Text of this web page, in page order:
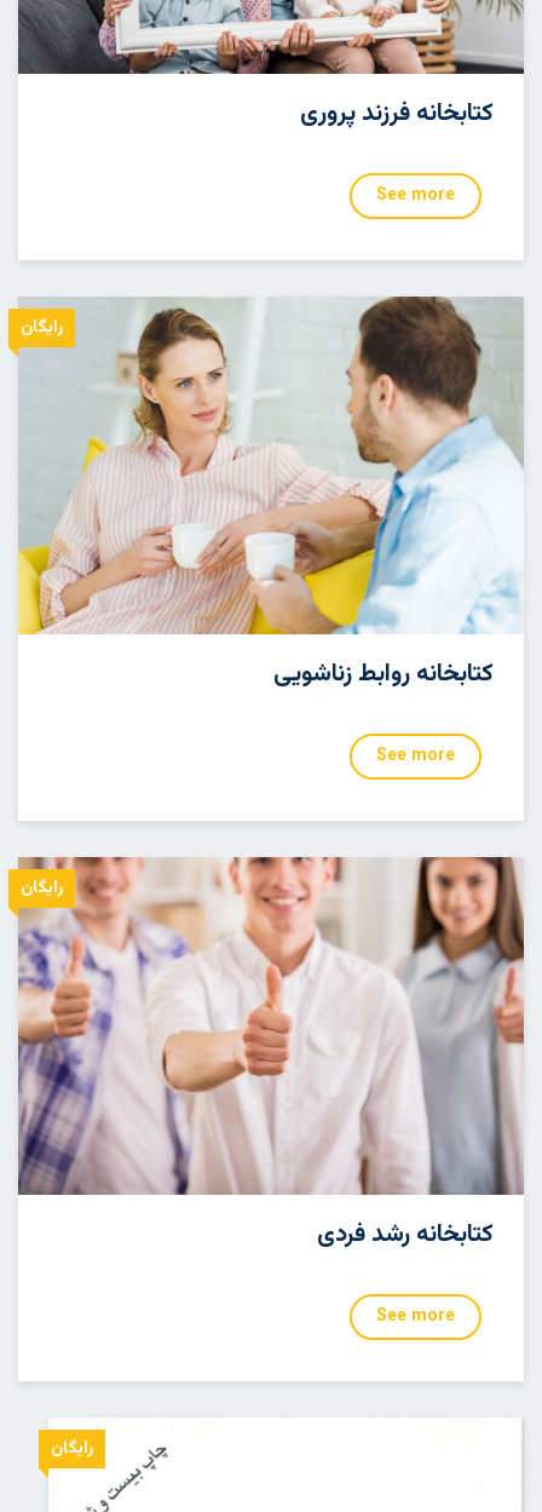
کتابخانه فرزند پروری
See more
رایگان
کتابخانه روابط زناشویی
See more
رایگان
کتابخانه رشد فردی
See more
رایگان